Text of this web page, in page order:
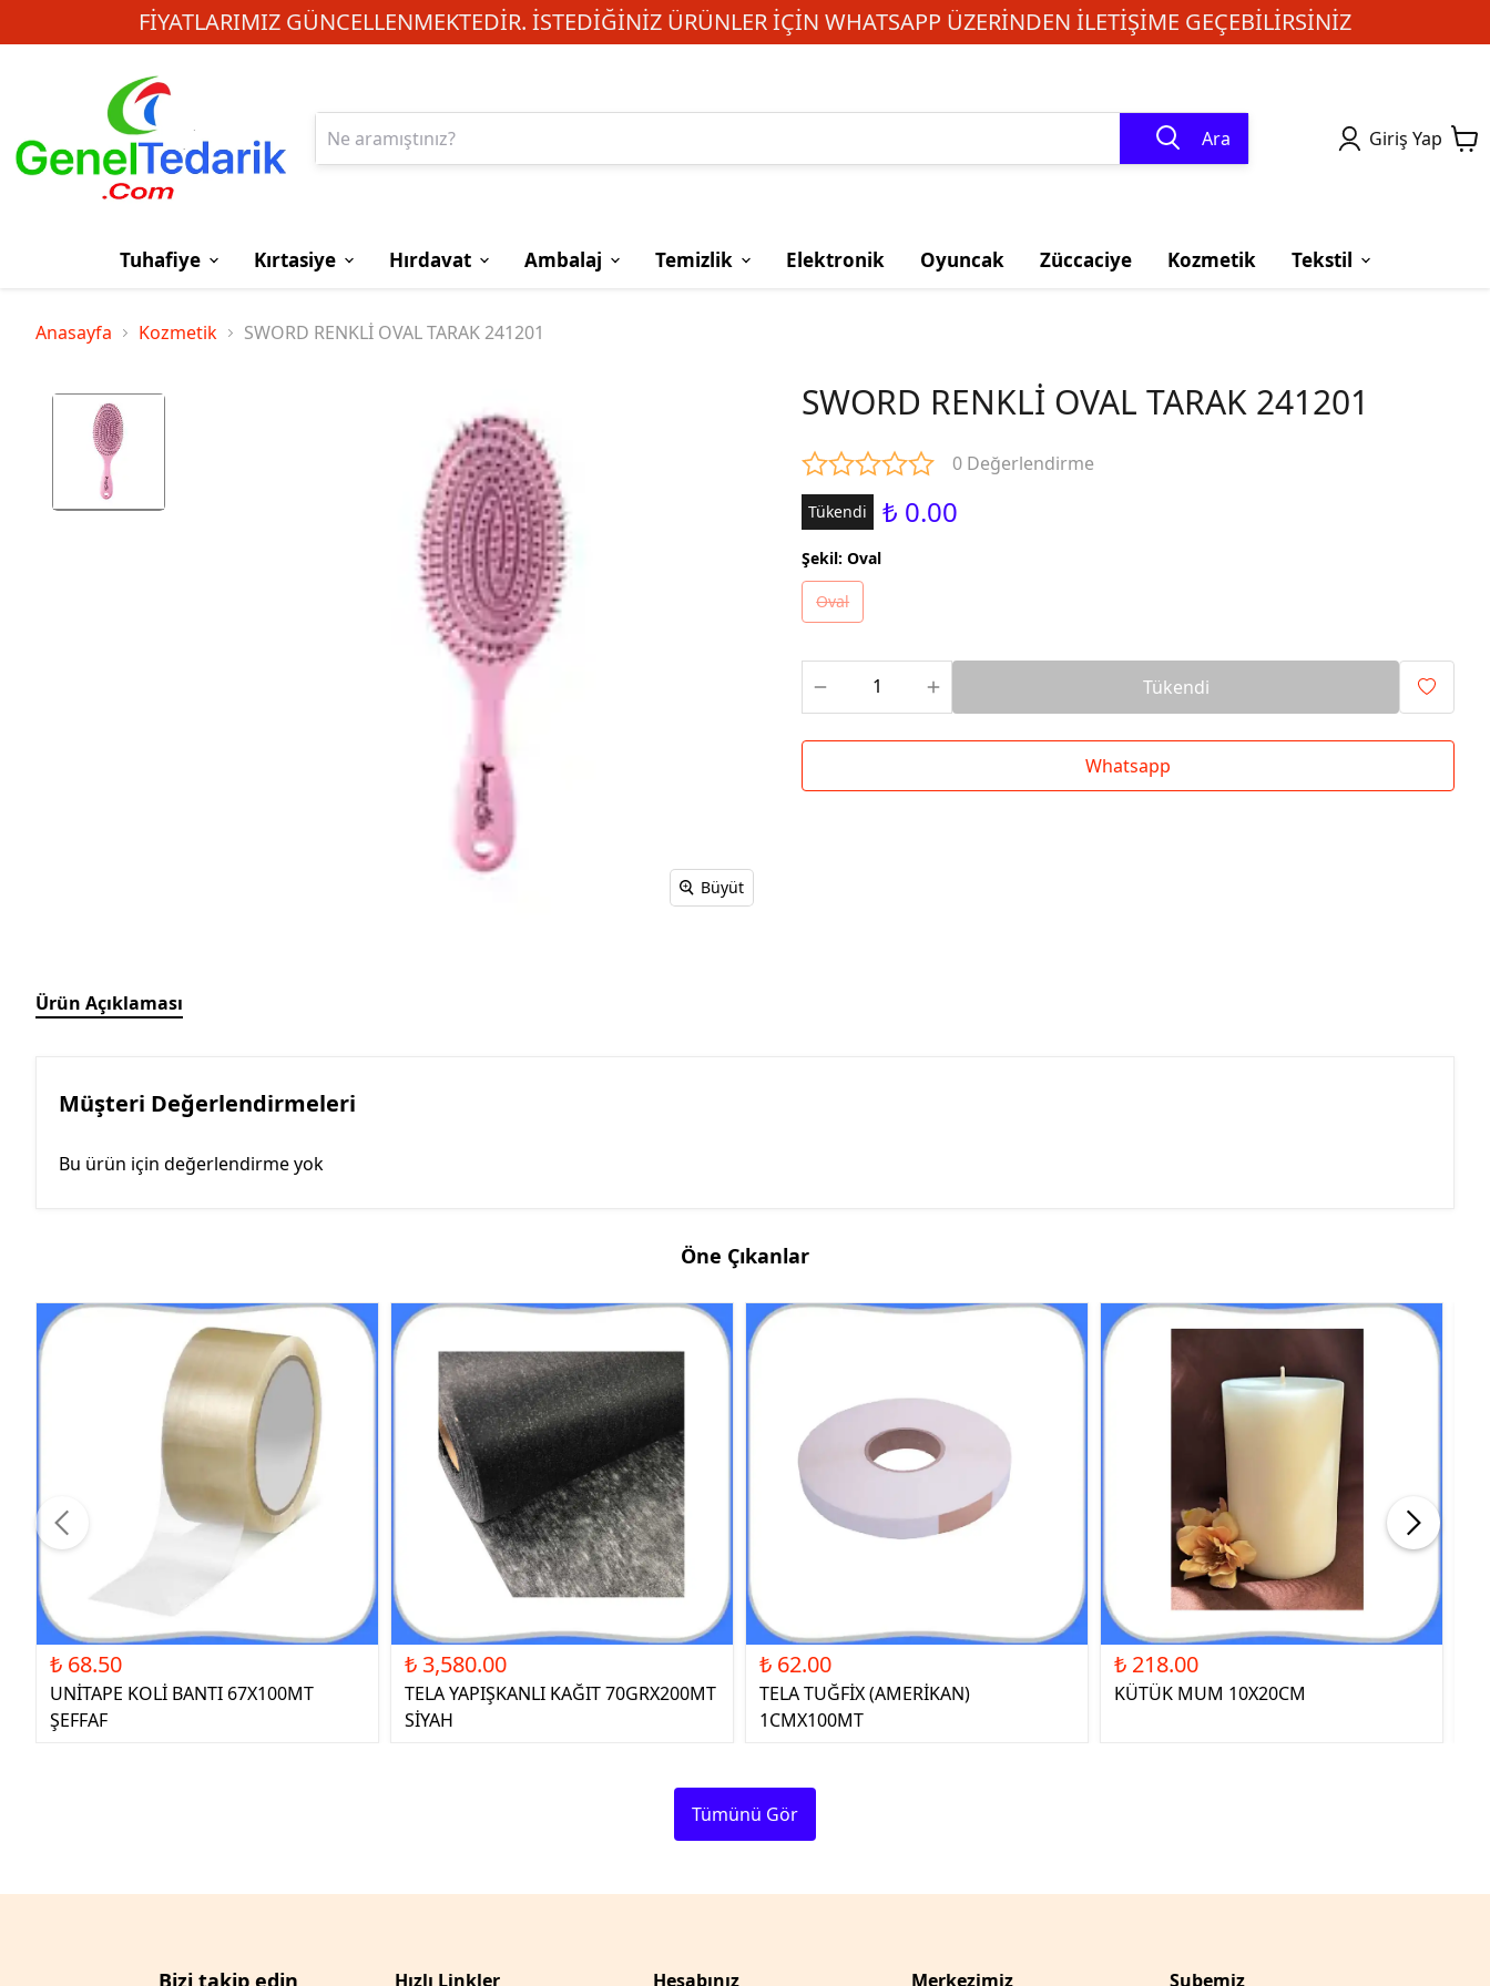
FIYATLARIMIZ GÜNCELLENMEKTEDIR. İSTEDIĞINIZ ÜRÜNLER IÇIN WHATSAPP ÜZERINDEN ILETIŞIME GEÇEBILIRSINIZ
Ara Giriş Yap
Tuhafiye Kırtasiye Hırdavat Ambalaj Temizlik Elektronik Oyuncak Züccaciye Kozmetik Tekstil
Anasayfa Kozmetik SWORD RENKLİ OVAL TARAK 241201
Büyüt
SWORD RENKLİ OVAL TARAK 241201
0 Değerlendirme
Tükendi ₺ 0.00
Şekil:Oval
Oval
Tükendi
Whatsapp
Ürün Açıklaması
Müşteri Değerlendirmeleri
Bu ürün için değerlendirme yok
Öne Çıkanlar
₺ 68.50
UNİTAPE KOLİ BANTI 67X100MT
ŞEFFAF
₺ 3,580.00
TELA YAPIŞKANLI KAĞIT 70GRX200MT
SİYAH
₺ 62.00
TELA TUĞFİX (AMERİKAN)
1CMX100MT
₺ 218.00
KÜTÜK MUM 10X20CM
Tümünü Gör
Bizi takip edin Hızlı Linkler Hesabınız Merkezimiz Şubemiz